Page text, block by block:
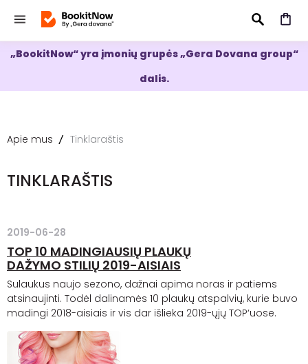
IEŠKOTI
„BookitNow“ yra įmonių grupės „Gera Dovana group“
dalis.
Apie mus Tinklaraštis
TINKLARAŠTIS
2019-06-28
TOP 10 MADINGIAUSIŲ PLAUKŲ
DAŽYMO STILIŲ 2019-AISIAIS
Sulaukus naujo sezono, dažnai apima noras ir patiems
atsinaujinti. Todėl dalinamės 10 plaukų atspalvių, kurie buvo
madingi 2018-aisiais ir vis dar išlieka 2019-ųjų TOP‘uose.